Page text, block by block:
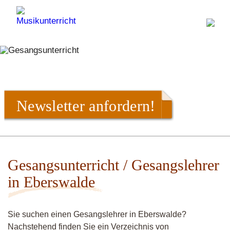
Newsletter anfordern!
Gesangsunterricht / Gesangslehrer
in Eberswalde
Sie suchen einen Gesangslehrer in Eberswalde?
Nachstehend finden Sie ein Verzeichnis von